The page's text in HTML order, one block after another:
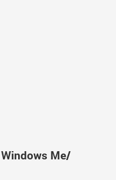
Me/